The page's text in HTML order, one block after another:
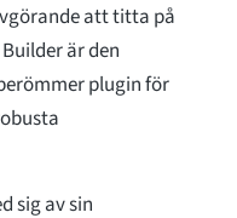
att titta på
är den
plugin för
sig av sin